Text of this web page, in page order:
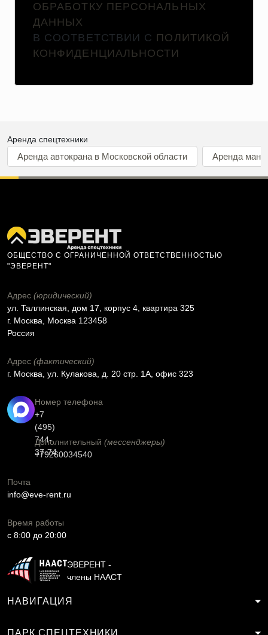
ОБРАБОТКУ ПЕРСОНАЛЬНЫХ
ДАННЫХ
В СООТВЕТСТВИИ С ПОЛИТИКОЙ
КОНФИДЕНЦИАЛЬНОСТИ
Аренда спецтехники
Аренда автокрана в Московской области Аренда
ОБЩЕСТВО С ОГРАНИЧЕННОЙ ОТВЕТСТВЕННОСТЬЮ
"ЭВЕРЕНТ"
Адрес (юридический)
ул. Таллинская, дом 17, корпус 4, квартира 325
г. Москва, Москва 123458
Россия
Адрес (фактический)
г. Москва, ул. Кулакова, д. 20 стр. 1А, офис 323
Номер телефона
+7
(495)
744-
37-74
Дополнительный (мессенджеры)
+79260034540
Почта
info@eve-rent.ru
Время работы
c 8:00 до 20:00
ЭВЕРЕНТ -
члены НААСТ
НАВИГАЦИЯ